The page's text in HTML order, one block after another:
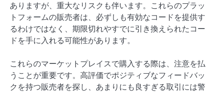
ありますが、重大なリスクも伴います。これらのプラッ
トフォームの販売者は、必ずしも有効なコードを提供す
るわけではなく、期限切れやすでに引き換えられたコー
ドを手に入れる可能性があります。
これらのマーケットプレイスで購入する際は、注意を払
うことが重要です。高評価でポジティブなフィードバッ
クを持つ販売者を探し、あまりにも良すぎる取引には警